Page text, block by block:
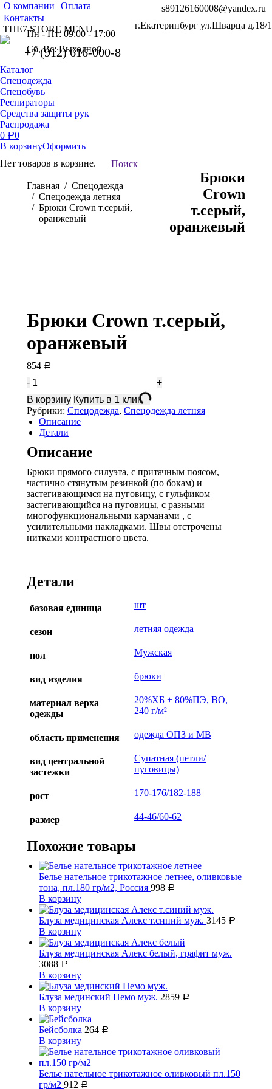
О компании
Оплата
Контакты
THE7 STORE MENU
s89126160008@yandex.ru
г.Екатеринбург ул.Шварца д.18/1
Пн - Пт: 09:00 - 17:00
Сб, Вс: Выходной
+7 (912) 616-000-8
Каталог
Спецодежда
Спецобувь
Респираторы
Средства защиты рук
Распродажа
0 Р0
В корзинуОформить
Нет товаров в корзине.
Поиск:
Поиск
Вы здесь:
Главная
Спецодежда
Спецодежда летняя
Брюки Crown т.серый,
оранжевый
Брюки
Crown
т.серый,
оранжевый
Брюки Crown т.серый,
оранжевый
854 Р
Количество
Crown
т.серый,
оранжевый
В корзину Купить в 1 клик
Рубрики: Спецодежда, Спецодежда летняя
Описание
Детали
Описание
Брюки прямого силуэта, с притачным поясом,
частично стянутым резинкой (по бокам) и
застегивающимся на пуговицу, с гульфиком
застегивающийся на пуговицы, с разными
многофункциональными карманами , с
усилительными накладками. Швы отстрочены
нитками контрастного цвета.
Детали
базовая единица шт
сезон летняя одежда
пол Мужская
вид изделия брюки
материал верха
одежды
20%ХБ + 80%ПЭ, ВО,
240 г/м²
область применения одежда ОПЗ и МВ
вид центральной
застежки
Супатная (петли/
пуговицы)
рост 170-176/182-188
размер 44-46/60-62
Похожие товары
Белье нательное трикотажное летнее, оливковые
тона, пл.180 гр/м2, Россия 998 Р
В корзину
Блуза медицинская Алекс т.синий муж. 3145 Р
В корзину
Блуза медицинская Алекс белый, графит муж.
3088 Р
В корзину
Блуза мединский Немо муж. 2859 Р
В корзину
Бейсболка 264 Р
В корзину
Белье нательное трикотажное оливковый пл.150
гр/м2 912 Р